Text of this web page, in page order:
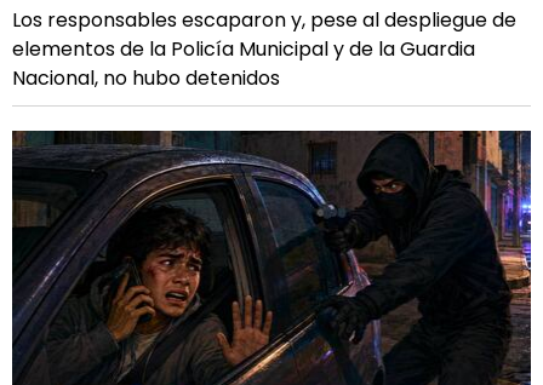
Los responsables escaparon y, pese al despliegue de
elementos de la Policía Municipal y de la Guardia
Nacional, no hubo detenidos